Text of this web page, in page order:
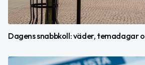
Dagens snabbkoll: väder, temadagar